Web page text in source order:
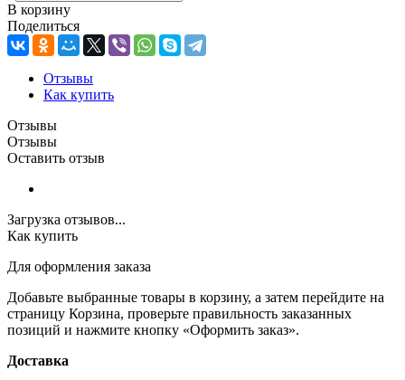
В корзину
Поделиться
Отзывы
Как купить
Отзывы
Отзывы
Оставить отзыв
Загрузка отзывов...
Как купить
Для оформления заказа
Добавьте выбранные товары в корзину, а затем перейдите на
страницу Корзина, проверьте правильность заказанных
позиций и нажмите кнопку «Оформить заказ».
Доставка